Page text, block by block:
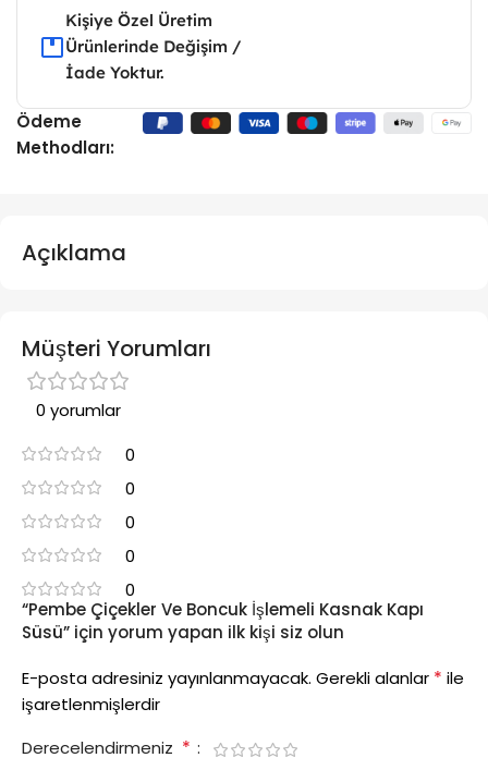
Kişiye Özel Üretim
Ürünlerinde Değişim /
İade Yoktur.
Ödeme
Methodları:
Açıklama
Müşteri Yorumları
0 yorumlar
0
0
0
0
0
“Pembe Çiçekler Ve Boncuk İşlemeli Kasnak Kapı
Süsü” için yorum yapan ilk kişi siz olun
E-posta adresiniz yayınlanmayacak. Gerekli alanlar * ile
işaretlenmişlerdir
Derecelendirmeniz *